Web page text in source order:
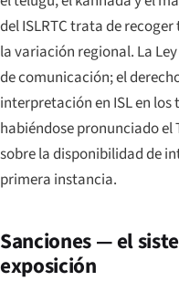
del ISLRTC trata de
la variación regional. La
de comunicación; el
interpretación en ISL en
habiéndose pronunciado el
sobre la disponibilidad de
primera instancia.
Sanciones — el
exposición